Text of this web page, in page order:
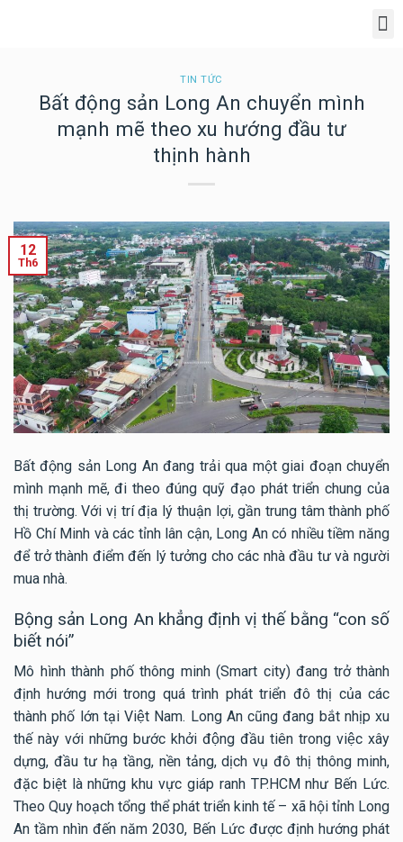
TIN TỨC
Bất động sản Long An chuyển mình
mạnh mẽ theo xu hướng đầu tư
thịnh hành
12
Th6
Bất động sản Long An đang trải qua một giai đoạn chuyển
mình mạnh mẽ, đi theo đúng quỹ đạo phát triển chung của
thị trường. Với vị trí địa lý thuận lợi, gần trung tâm thành phố
Hồ Chí Minh và các tỉnh lân cận, Long An có nhiều tiềm năng
để trở thành điểm đến lý tưởng cho các nhà đầu tư và người
mua nhà.
Bộng sản Long An khẳng định vị thế bằng “con số
biết nói”
Mô hình thành phố thông minh (Smart city) đang trở thành
định hướng mới trong quá trình phát triển đô thị của các
thành phố lớn tại Việt Nam. Long An cũng đang bắt nhịp xu
thế này với những bước khởi động đầu tiên trong việc xây
dựng, đầu tư hạ tầng, nền tảng, dịch vụ đô thị thông minh,
đặc biệt là những khu vực giáp ranh TP.HCM như Bến Lức.
Theo Quy hoạch tổng thể phát triển kinh tế – xã hội tỉnh Long
An tầm nhìn đến năm 2030, Bến Lức được định hướng phát